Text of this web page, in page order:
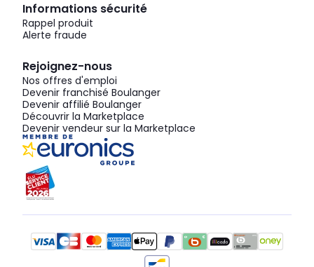
Informations sécurité
Rappel produit
Alerte fraude
Rejoignez-nous
Nos offres d'emploi
Devenir franchisé Boulanger
Devenir affilié Boulanger
Découvrir la Marketplace
Devenir vendeur sur la Marketplace